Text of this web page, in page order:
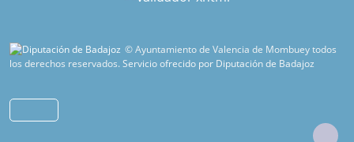
© Ayuntamiento de Valencia de Mombuey todos
los derechos reservados.Servicio ofrecido por Diputación de Badajoz